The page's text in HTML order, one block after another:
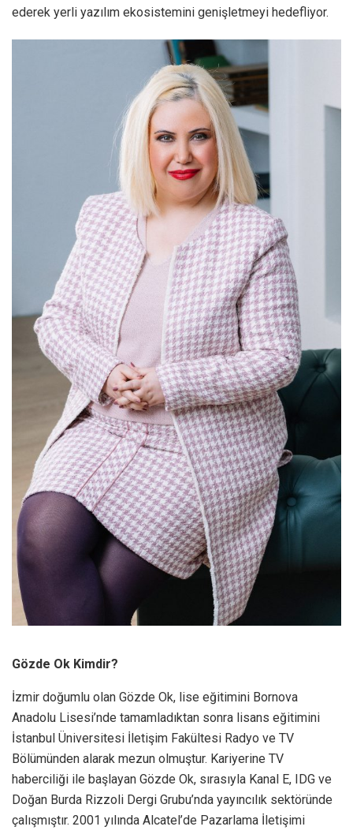
ederek yerli yazılım ekosistemini genişletmeyi hedefliyor.
Gözde Ok Kimdir?
İzmir doğumlu olan Gözde Ok, lise eğitimini Bornova
Anadolu Lisesi’nde tamamladıktan sonra lisans eğitimini
İstanbul Üniversitesi İletişim Fakültesi Radyo ve TV
Bölümünden alarak mezun olmuştur. Kariyerine TV
haberciliği ile başlayan Gözde Ok, sırasıyla Kanal E, IDG ve
Doğan Burda Rizzoli Dergi Grubu’nda yayıncılık sektöründe
çalışmıştır. 2001 yılında Alcatel’de Pazarlama İletişimi